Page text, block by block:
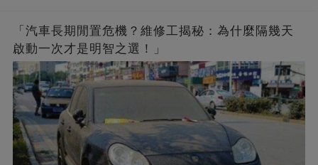
「汽車長期閒置危機？維修工揭秘：為什麼隔幾天
啟動一次才是明智之選！」